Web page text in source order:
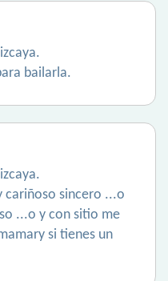
bailarla.
cariñoso sincero ...o
...o y con sitio me
si tienes un